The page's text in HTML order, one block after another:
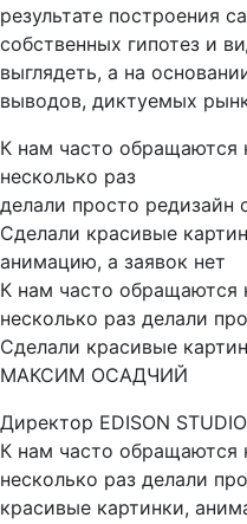
результате построения
собственных гипотез и
выглядеть, а на
выводов, диктуемых
К нам часто обращаются
несколько раз
делали просто редизайн
Сделали красивые
анимацию, а заявок нет
К нам часто обращаются
несколько раз делали
Сделали красивые
МАКСИМ ОСАДЧИЙ
Директор EDISON STUDIO
К нам часто обращаются
несколько раз делали
красивые картинки,